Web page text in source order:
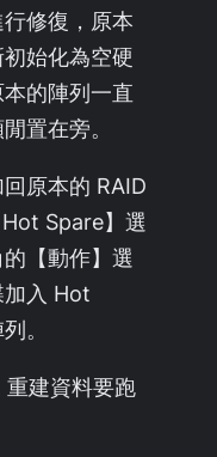
修復，原本
始化為空硬
的陣列一直
置在旁。
原本的 RAID
Spare】選
【動作】選
加入 Hot
。
建資料要跑